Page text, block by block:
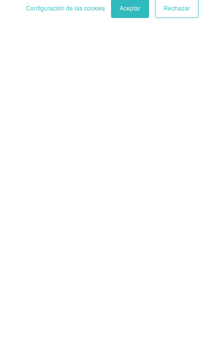
Configuración de las cookies Aceptar Rechazar
Las innovaciones, también